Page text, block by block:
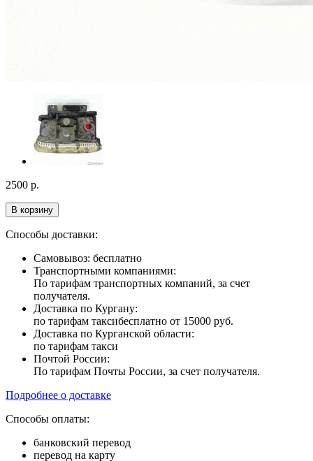
2500 р.
В корзину
Способы доставки:
Самовывоз: бесплатно
Транспортными компаниями:
По тарифам транспортных компаний, за счет
получателя.
Доставка по Кургану:
по тарифам таксибесплатно от 15000 руб.
Доставка по Курганской области:
по тарифам такси
Почтой России:
По тарифам Почты России, за счет получателя.
Подробнее о доставке
Способы оплаты:
банковский перевод
перевод на карту